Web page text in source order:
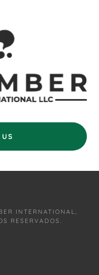
INTERNATIONAL,
RESERVADOS.